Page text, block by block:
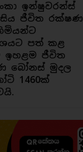
ඉන්ෂුවරන්ස්
ජීවිත රක්ෂණ
පත් කළ
ඉහළම ජීවිත
බෝනස් මුදල
1460ක්